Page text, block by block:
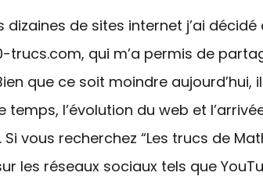
dizaines de sites internet j’ai
trucs.com, qui m’a permis de
que ce soit moindre aujourd’hui,
l’évolution du web et
vous recherchez “Les trucs de
les réseaux sociaux tels que